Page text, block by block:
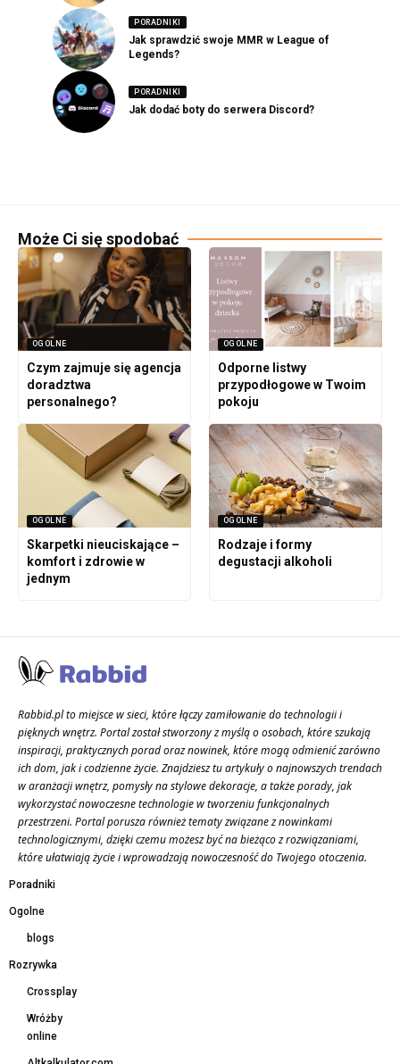
PORADNIKI
Jak sprawdzić swoje MMR w League of
Legends?
PORADNIKI
Jak dodać boty do serwera Discord?
Może Ci się spodobać
OGOLNE
Czym zajmuje się agencja
doradztwa
personalnego?
OGOLNE
Odporne listwy
przypodłogowe w Twoim
pokoju
OGOLNE
Skarpetki nieuciskające –
komfort i zdrowie w
jednym
OGOLNE
Rodzaje i formy
degustacji alkoholi
Rabbid.pl to miejsce w sieci, które łączy zamiłowanie do technologii i
pięknych wnętrz. Portal został stworzony z myślą o osobach, które szukają
inspiracji, praktycznych porad oraz nowinek, które mogą odmienić zarówno
ich dom, jak i codzienne życie. Znajdziesz tu artykuły o najnowszych trendach
w aranżacji wnętrz, pomysły na stylowe dekoracje, a także porady, jak
wykorzystać nowoczesne technologie w tworzeniu funkcjonalnych
przestrzeni. Portal porusza również tematy związane z nowinkami
technologicznymi, dzięki czemu możesz być na bieżąco z rozwiązaniami,
które ułatwiają życie i wprowadzają nowoczesność do Twojego otoczenia.
Poradniki
Ogolne
blogs
Rozrywka
Crossplay
Wróżby
online